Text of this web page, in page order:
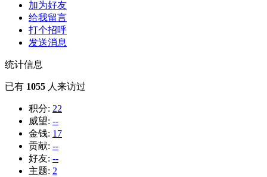
加为好友
给我留言
打个招呼
发送消息
统计信息
已有 1055 人来访过
积分: 22
威望: --
金钱: 17
贡献: --
好友: --
主题: 2